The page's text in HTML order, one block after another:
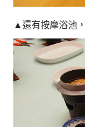
▲還有按摩浴池